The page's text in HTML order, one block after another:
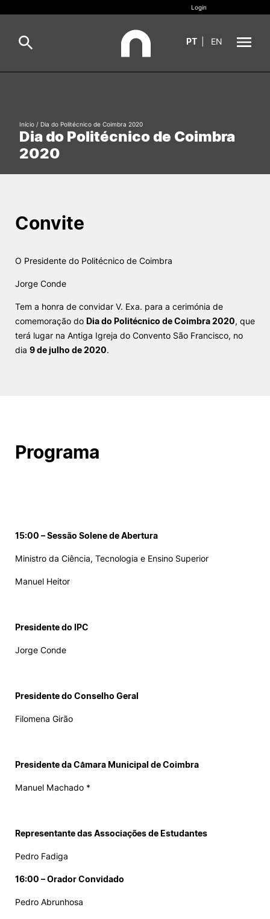
Estudar
Internacional
II&D e Empresas
Ação Social
Alumni
Projetos PRR
Login
PT EN
Oferta Formativa Geral
Dia do Politécnico de Coimbra
2020
Início / Dia do Politécnico de Coimbra 2020
Convite
O Presidente do Politécnico de Coimbra
Jorge Conde
Tem a honra de convidar V. Exa. para a cerimónia de
comemoração do Dia do Politécnico de Coimbra 2020, que
terá lugar na Antiga Igreja do Convento São Francisco, no
dia 9 de julho de 2020.
Programa
15:00 – Sessão Solene de Abertura
Ministro da Ciência, Tecnologia e Ensino Superior
Manuel Heitor
Presidente do IPC
Jorge Conde
Presidente do Conselho Geral
Filomena Girão
Presidente da Câmara Municipal de Coimbra
Manuel Machado *
Representante das Associações de Estudantes
Pedro Fadiga
16:00 – Orador Convidado
Pedro Abrunhosa